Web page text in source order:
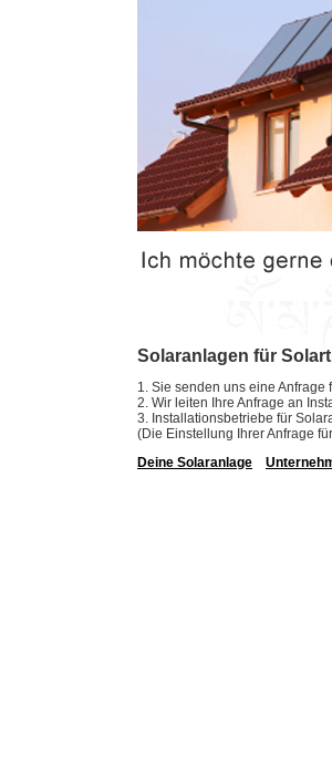
Solaranlagen für
1. Sie senden uns eine
2. Wir leiten Ihre Anfrage an
3. Installationsbetriebe für
(Die Einstellung Ihrer Anfrage
Deine Solaranlage